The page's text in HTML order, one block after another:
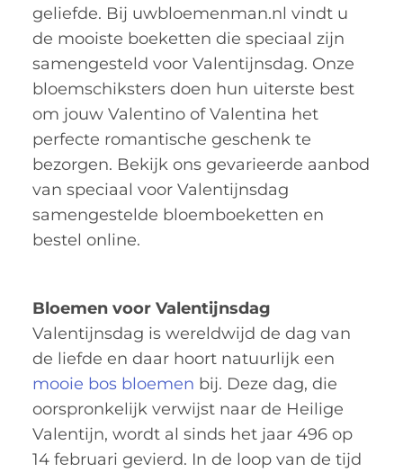
geliefde. Bij uwbloemenman.nl vindt u
de mooiste boeketten die speciaal zijn
samengesteld voor Valentijnsdag. Onze
bloemschiksters doen hun uiterste best
om jouw Valentino of Valentina het
perfecte romantische geschenk te
bezorgen. Bekijk ons gevarieerde aanbod
van speciaal voor Valentijnsdag
samengestelde bloemboeketten en
bestel online.
Bloemen voor Valentijnsdag
Valentijnsdag is wereldwijd de dag van
de liefde en daar hoort natuurlijk een
mooie bos bloemen bij. Deze dag, die
oorspronkelijk verwijst naar de Heilige
Valentijn, wordt al sinds het jaar 496 op
14 februari gevierd. In de loop van de tijd